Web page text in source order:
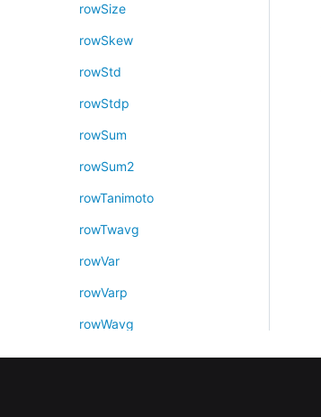
rowSize
rowSkew
rowStd
rowStdp
rowSum
rowSum2
rowTanimoto
rowTwavg
rowVar
rowVarp
rowWavg
rowWsum